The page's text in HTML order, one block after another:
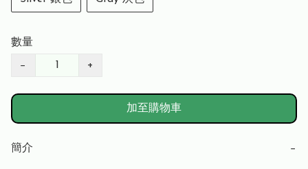
數量
− +
加至購物車
簡介 −